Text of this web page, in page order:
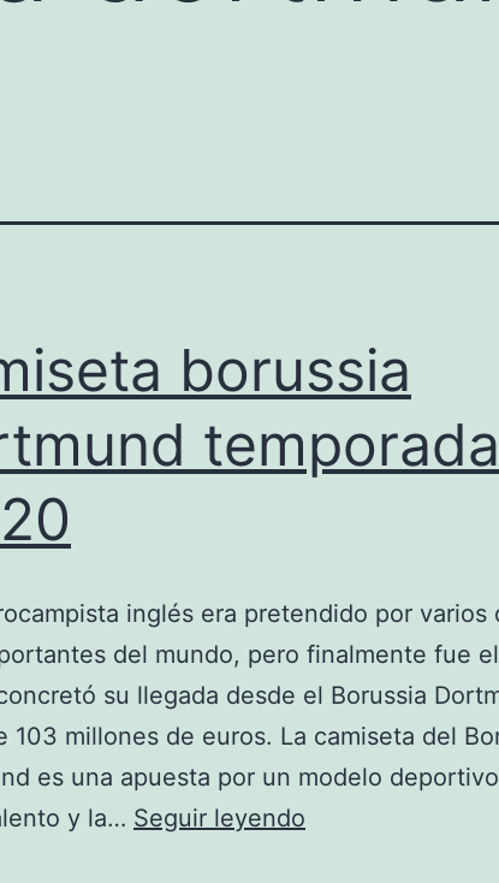
borussia
temporada
inglés era pretendido por varios
del mundo, pero finalmente fue
su llegada desde el Borussia
103 millones de euros. La camiseta del
es una apuesta por un modelo
y la… Seguir leyendo